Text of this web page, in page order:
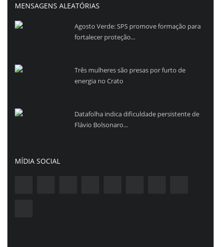
MENSAGENS ALEATÓRIAS
Agosto Verde: SPS promove formação para
fortalecer proteção...
Três mulheres são presas por furto de
energia no Crato
Datafolha indica dificuldade persistente de
Flávio Bolsonaro...
MÍDIA SOCIAL